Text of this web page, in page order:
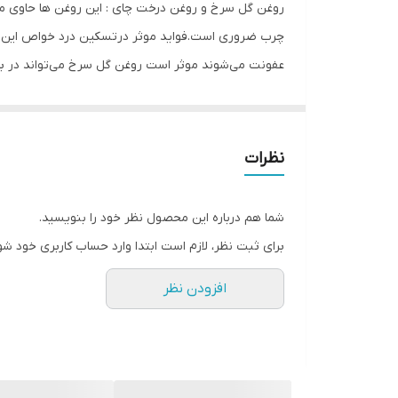
صادر کننده مجوز
حجم
نوع
کشور مبدا برند
چرب ضروری است.فواید موثر درتسکین درد خواص این
عفونت می‌شوند موثر است روغن گل سرخ می‌تواند در
برای پوست زیاد است. این روغن می‌تواند گزینه‌ی
جراحی استفاده کرد. این روغن با دارا بودن دو ویتامین A وC خاصیت لایه برداری داشته و ازبین برنده لکه‌های صورت است.
نظرات
شما هم درباره این محصول نظر خود را بنویسید.
برای ثبت نظر، لازم است ابتدا وارد حساب کاربری خود
افزودن نظر